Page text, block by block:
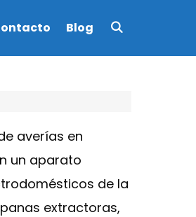
Blog
averías en
un aparato
de la
extractoras,